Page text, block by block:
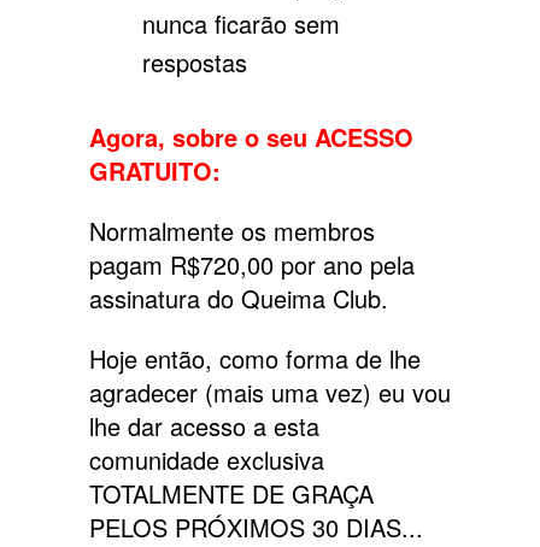
nunca ficarão sem
respostas
Agora, sobre o seu ACESSO
GRATUITO:
Normalmente os membros
pagam R$720,00 por ano pela
assinatura do Queima Club.
Hoje então, como forma de lhe
agradecer (mais uma vez) eu vou
lhe dar acesso a esta
comunidade exclusiva
TOTALMENTE DE GRAÇA
PELOS PRÓXIMOS 30 DIAS...